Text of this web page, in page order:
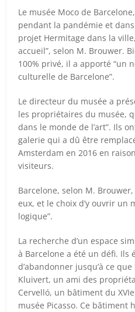
Le musée Moco de
pendant la pandémie et
projet Hermitage dans la
accueil”, selon M. Brouwer.
100% privé, il a apporté “un
culturelle de Barcelone”.
Le directeur du musée a
les propriétaires du musée,
dans le monde de l’art”. Ils
galerie qui a dû être
Amsterdam en 2016 en
visiteurs.
Barcelone, selon M.
eux, et le choix d’y ouvrir un
logique”.
La recherche d’un espace
à Barcelone a été un défi. Ils
d’abandonner jusqu’à ce
Kluivert, un ami des
Cervelló, un bâtiment du
musée Picasso. Ce